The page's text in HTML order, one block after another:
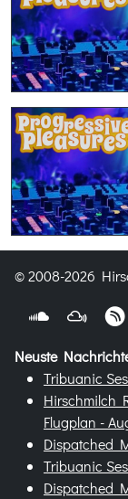
© 2008-2026
Neuste
Tribuanic
Hirschmilch
Flugplan -
Dispatched
Tribuanic
Dispatched